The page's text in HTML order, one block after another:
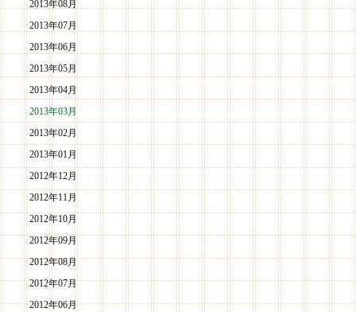
2013年08月
2013年07月
2013年06月
2013年05月
2013年04月
2013年03月
2013年02月
2013年01月
2012年12月
2012年11月
2012年10月
2012年09月
2012年08月
2012年07月
2012年06月